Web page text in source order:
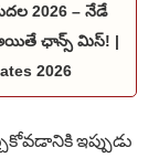
2026 – నేడే
ఛాన్స్ మిస్! |
2026
ఇప్పుడు